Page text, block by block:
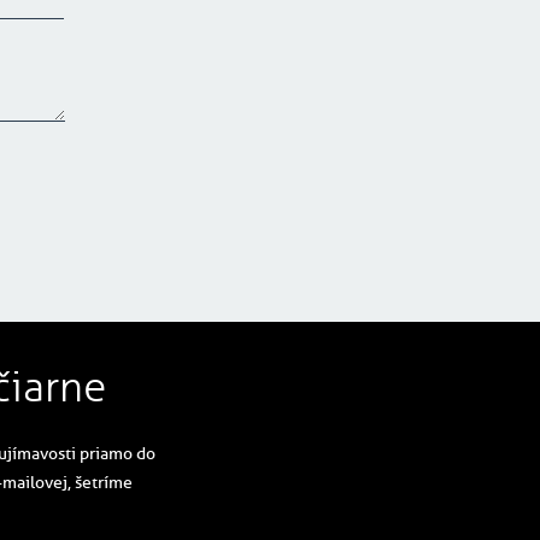
priamo do
šetríme